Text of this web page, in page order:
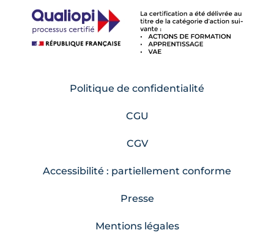
Politique de confidentialité
CGU
CGV
Accessibilité : partiellement conforme
Presse
Mentions légales